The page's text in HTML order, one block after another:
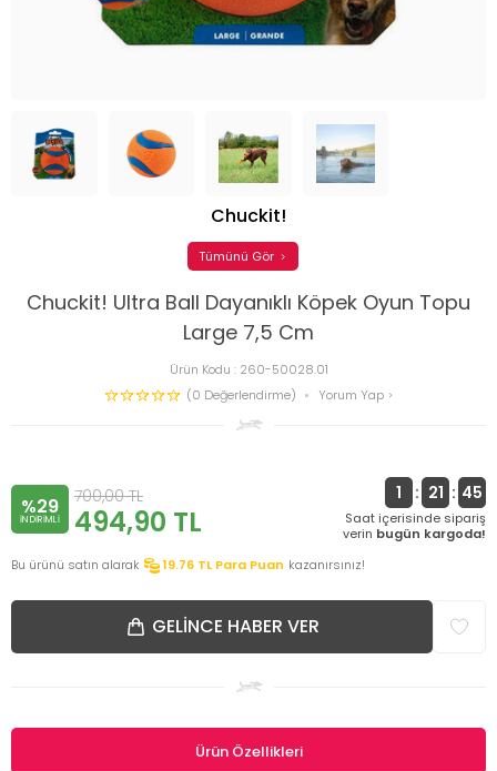
Chuckit! Ultra Ball Dayanıklı Köpek Oyun Topu
Large 7,5 Cm
Ürün Kodu : 260-50028.01
(0 Değerlendirme)
Yorum Yap
Chuckit!
Tümünü Gör
%29
INDIRIMLI
700,00TL
494,90 TL
1 : 21 : 44
Saat içerisinde sipariş
verin bugün kargoda!
Bu ürünü satın alarak
19.76 TL Para Puan kazanırsınız!
GELINCE HABER VER
Ürün Özellikleri